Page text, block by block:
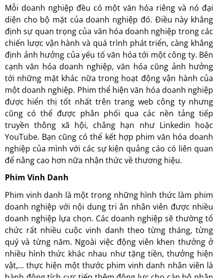
Mỗi doanh nghiệp đều có một văn hóa riêng và nó đại
diện cho bộ mặt của doanh nghiệp đó. Điều này khẳng
định sự quan trọng của văn hóa doanh nghiệp trong các
chiến lược vận hành và quá trình phát triển, càng khẳng
định ảnh hưởng của yếu tố văn hóa tới một công ty. Bên
cạnh văn hóa doanh nghiệp, văn hóa cũng ảnh hưởng
tới những mặt khác nữa trong hoạt động vận hành của
một doanh nghiệp. Phim thể hiện văn hóa doanh nghiệp
được hiển thị tốt nhất trên trang web công ty nhưng
cũng có thể được phân phối qua các nền tảng tiếp
truyền thông xã hội, chẳng hạn như Linkedin hoặc
YouTube. Bạn cũng có thể kết hợp phim văn hóa doanh
nghiệp của mình với các sự kiện quảng cáo có liên quan
để nâng cao hơn nữa nhận thức về thương hiệu.
Phim Vinh Danh
Phim vinh danh là một trong những hình thức làm phim
doanh nghiệp với nội dung tri ân nhân viên được nhiều
doanh nghiệp lựa chọn. Các doanh nghiệp sẽ thường tổ
chức rất nhiều cuộc vinh danh theo từng tháng, từng
quý và từng năm. Ngoài việc động viên khen thưởng ở
nhiều hình thức khác nhau như tặng tiền, thưởng hiện
vật,… thực hiện một thước phim vinh danh nhân viên là